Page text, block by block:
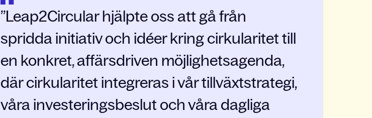
Leap2Circular hjälpte oss att gå från
spridda initiativ och idéer kring cirkularitet till
en konkret, affärsdriven möjlighetsagenda,
där cirkularitet integreras i vår tillväxtstrategi,
våra investeringsbeslut och våra dagliga